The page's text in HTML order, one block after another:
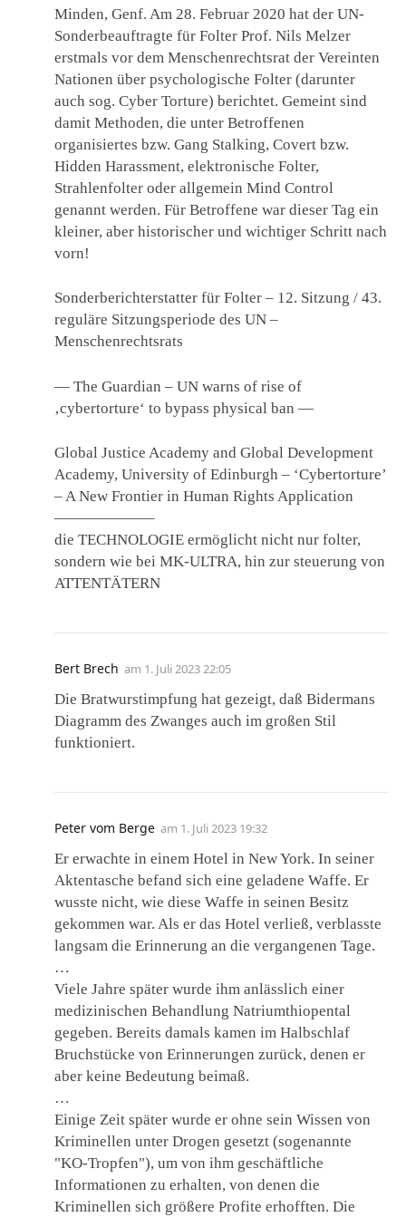
Minden, Genf. Am 28. Februar 2020 hat der UN-
Sonderbeauftragte für Folter Prof. Nils Melzer
erstmals vor dem Menschenrechtsrat der Vereinten
Nationen über psychologische Folter (darunter
auch sog. Cyber Torture) berichtet. Gemeint sind
damit Methoden, die unter Betroffenen
organisiertes bzw. Gang Stalking, Covert bzw.
Hidden Harassment, elektronische Folter,
Strahlenfolter oder allgemein Mind Control
genannt werden. Für Betroffene war dieser Tag ein
kleiner, aber historischer und wichtiger Schritt nach
vorn!
Sonderberichterstatter für Folter – 12. Sitzung / 43.
reguläre Sitzungsperiode des UN –
Menschenrechtsrats
— The Guardian – UN warns of rise of
‚cybertorture‘ to bypass physical ban —
Global Justice Academy and Global Development
Academy, University of Edinburgh – ‘Cybertorture’
– A New Frontier in Human Rights Application
——————–
die TECHNOLOGIE ermöglicht nicht nur folter,
sondern wie bei MK-ULTRA, hin zur steuerung von
ATTENTÄTERN
Bert Brech am 1. Juli 2023 22:05
Die Bratwurstimpfung hat gezeigt, daß Bidermans
Diagramm des Zwanges auch im großen Stil
funktioniert.
Peter vom Berge am 1. Juli 2023 19:32
Er erwachte in einem Hotel in New York. In seiner
Aktentasche befand sich eine geladene Waffe. Er
wusste nicht, wie diese Waffe in seinen Besitz
gekommen war. Als er das Hotel verließ, verblasste
langsam die Erinnerung an die vergangenen Tage.
…
Viele Jahre später wurde ihm anlässlich einer
medizinischen Behandlung Natriumthiopental
gegeben. Bereits damals kamen im Halbschlaf
Bruchstücke von Erinnerungen zurück, denen er
aber keine Bedeutung beimaß.
…
Einige Zeit später wurde er ohne sein Wissen von
Kriminellen unter Drogen gesetzt (sogenannte
"KO-Tropfen"), um von ihm geschäftliche
Informationen zu erhalten, von denen die
Kriminellen sich größere Profite erhofften. Die